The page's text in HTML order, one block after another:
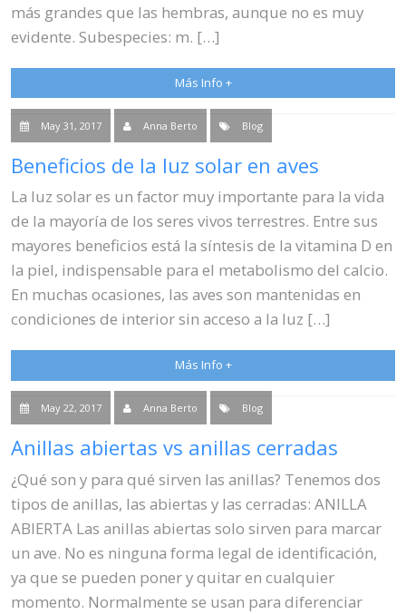
más grandes que las hembras, aunque no es muy
evidente. Subespecies: m. […]
Más Info +
May 31, 2017 Anna Berto Blog
Beneficios de la luz solar en aves
La luz solar es un factor muy importante para la vida
de la mayoría de los seres vivos terrestres. Entre sus
mayores beneficios está la síntesis de la vitamina D en
la piel, indispensable para el metabolismo del calcio.
En muchas ocasiones, las aves son mantenidas en
condiciones de interior sin acceso a la luz […]
Más Info +
May 22, 2017 Anna Berto Blog
Anillas abiertas vs anillas cerradas
¿Qué son y para qué sirven las anillas? Tenemos dos
tipos de anillas, las abiertas y las cerradas: ANILLA
ABIERTA Las anillas abiertas solo sirven para marcar
un ave. No es ninguna forma legal de identificación,
ya que se pueden poner y quitar en cualquier
momento. Normalmente se usan para diferenciar